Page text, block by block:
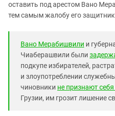
оставить под арестом Вано
тем самым жалобу его
Вано Мерабишвили и
Чиаберашвили были
подкупе избирателей,
и злоупотреблении
чиновники не признают
Грузии, им грозит лишение